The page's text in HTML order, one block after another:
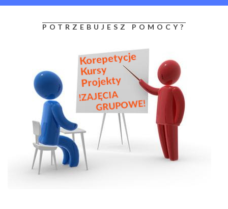
POTRZEBUJESZ POMOCY?